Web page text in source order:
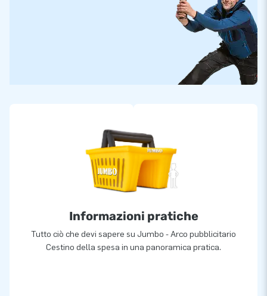
Informazioni pratiche
Tutto ciò che devi sapere su Jumbo - Arco pubblicitario
Cestino della spesa in una panoramica pratica.